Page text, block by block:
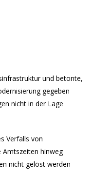
und betonte,
gegeben
nicht in der Lage
Verfalls von
Amtszeiten hinweg
nicht gelöst werden